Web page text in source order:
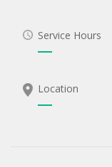
Service Hours
Location